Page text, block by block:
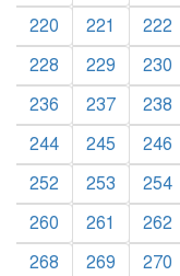
220
221 222
228
229 230
236
237 238
244
245 246
252
253 254
260
261 262
268
269 270